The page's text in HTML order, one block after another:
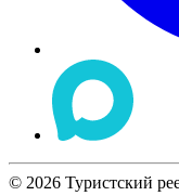
© 2026 Туристский